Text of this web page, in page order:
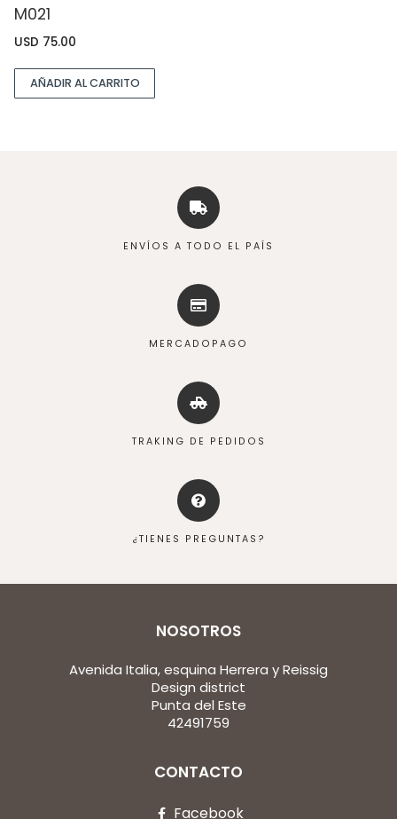
M021
USD 75.00
AÑADIR AL CARRITO
ENVÍOS A TODO EL PAÍS
MERCADOPAGO
TRAKING DE PEDIDOS
¿TIENES PREGUNTAS?
NOSOTROS
Avenida Italia, esquina Herrera y Reissig
Design district
Punta del Este
42491759
CONTACTO
Facebook